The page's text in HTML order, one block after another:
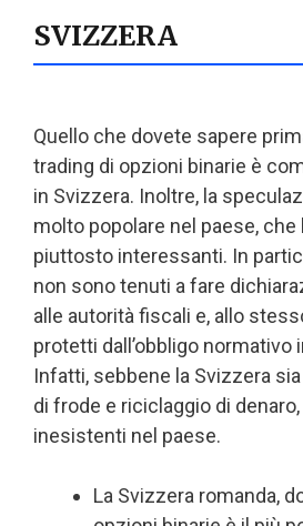
SVIZZERA
Quello che dovete sapere
trading di opzioni binarie è
in Svizzera. Inoltre, la
molto popolare nel paese, che
piuttosto interessanti. In
non sono tenuti a fare
alle autorità fiscali e, allo
protetti dall’obbligo normativo
Infatti, sebbene la Svizzera
di frode e riciclaggio di
inesistenti nel paese.
La Svizzera romanda,